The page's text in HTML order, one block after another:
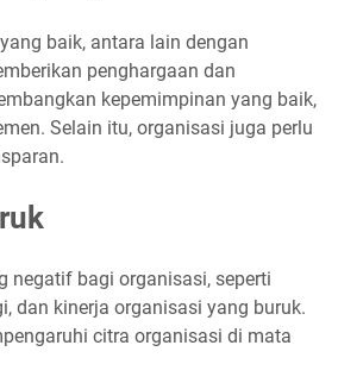
baik, antara lain dengan
penghargaan dan
kepemimpinan yang baik,
Selain itu, organisasi juga perlu
negatif bagi organisasi, seperti
dan kinerja organisasi yang buruk.
citra organisasi di mata